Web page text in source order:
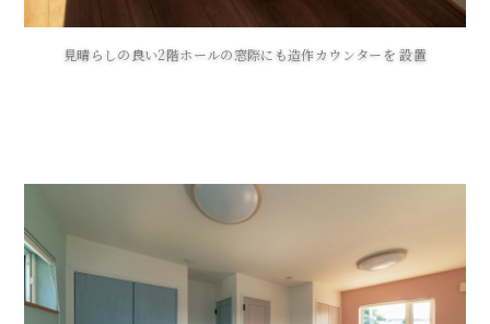
見晴らしの良い2階ホールの窓際にも造作カウンターを 設置